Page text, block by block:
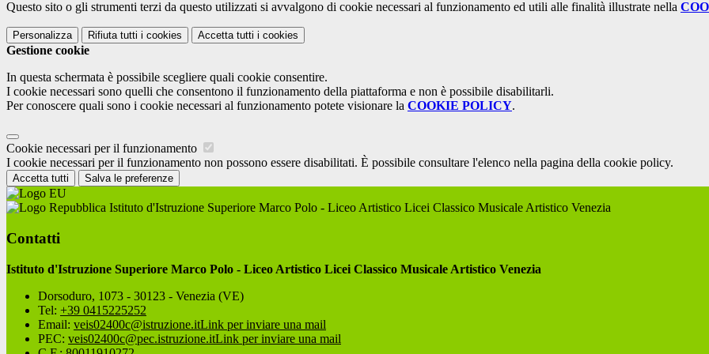
Questo sito o gli strumenti terzi da questo utilizzati si avvalgono di cookie necessari al funzionamento ed utili alle finalità illustrate nella
Personalizza Rifiuta tutti i cookies Accetta tutti i cookies
Gestione cookie
In questa schermata è possibile scegliere quali cookie consentire.
I cookie necessari sono quelli che consentono il funzionamento della piattaforma e non è possibile disabilitarli.
Per conoscere quali sono i cookie necessari al funzionamento potete visionare la COOKIE POLICY.
Cookie necessari per il funzionamento
I cookie necessari per il funzionamento non possono essere disabilitati. È possibile consultare l'elenco nella pagina della cookie policy.
Accetta tutti Salva le preferenze
Istituto d'Istruzione Superiore Marco Polo - Liceo Artistico Licei Classico Musicale Artistico Venezia
Contatti
Istituto d'Istruzione Superiore Marco Polo - Liceo Artistico Licei Classico Musicale Artistico Venezia
Dorsoduro, 1073 - 30123 - Venezia (VE)
Tel: +39 0415225252
Email: veis02400c@istruzione.itLink per inviare una mail
PEC: veis02400c@pec.istruzione.itLink per inviare una mail